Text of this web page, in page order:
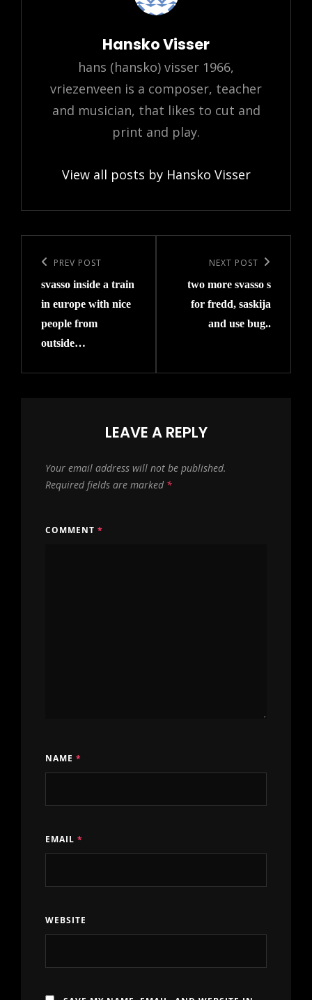
Author:
Hansko Visser
hans (hansko) visser 1966,
vriezenveen is a composer, teacher
and musician, that likes to cut and
print and play.
View all posts by Hansko Visser
navigation
Previous
Post
PREV POST
svasso inside a train
in europe with nice
people from
outside…
Post
NEXT POST
two more svasso s
for fredd, saskija
and use bug..
LEAVE A REPLY
Your email address will not be published.
Required fields are marked *
COMMENT *
NAME *
EMAIL *
WEBSITE